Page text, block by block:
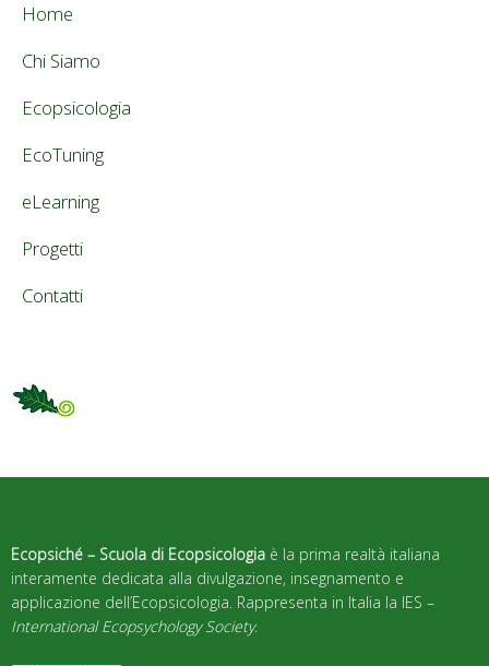
Home
Chi Siamo
Ecopsicologia
EcoTuning
eLearning
Progetti
Contatti
Ecopsiché – Scuola di Ecopsicologia è la prima realtà italiana
interamente dedicata alla divulgazione, insegnamento e
applicazione dell’Ecopsicologia. Rappresenta in Italia la IES –
International Ecopsychology Society.